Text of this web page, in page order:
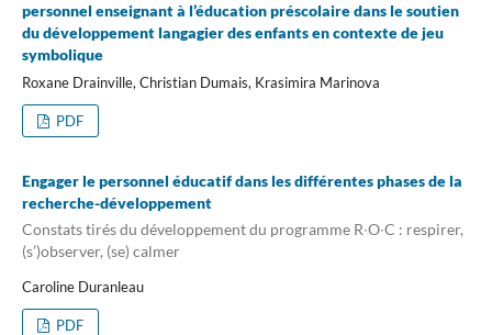
personnel enseignant à l’éducation préscolaire dans le soutien
du développement langagier des enfants en contexte de jeu
symbolique
Roxane Drainville, Christian Dumais, Krasimira Marinova
PDF
Engager le personnel éducatif dans les différentes phases de la
recherche-développement
Constats tirés du développement du programme R∙O∙C : respirer,
(s’)observer, (se) calmer
Caroline Duranleau
PDF